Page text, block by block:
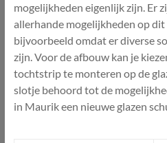
mogelijkheden eigenlijk zijn. Er
allerhande mogelijkheden op
bijvoorbeeld omdat er diverse
zijn. Voor de afbouw kan je
tochtstrip te monteren op de
slotje behoord tot de
in Maurik een nieuwe glazen